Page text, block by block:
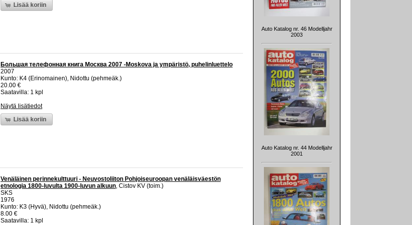
Lisää koriin
Большая телефонная книга Москва 2007 -Moskova ja ympäristö, puhelinluettelo
2007
Kunto: K4 (Erinomainen), Nidottu (pehmeäk.)
20.00 €
Saatavilla: 1 kpl
Näytä lisätiedot
Lisää koriin
Venäläinen perinnekulttuuri - Neuvostoliiton Pohjoiseuroopan venäläisväestön
etnologia 1800-luvulta 1900-luvun alkuun, Cistov KV (toim.)
SKS
1976
Kunto: K3 (Hyvä), Nidottu (pehmeäk.)
8.00 €
Saatavilla: 1 kpl
Auto Katalog nr. 46 Modelljahr
2003
Auto Katalog nr. 44 Modelljahr
2001